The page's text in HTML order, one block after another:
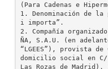
(Para Cadenas e
1. Denominación de la
i importa”.
2. Compañía
ÑA, S.A.U. (en
“LGEES”), provista de
domicilio social en
Las Rozas de